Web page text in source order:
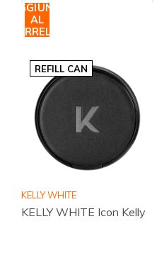
AGGIUNGI
AL
CARRELLO
REFILL CAN
KELLY WHITE
KELLY WHITE Icon Kelly